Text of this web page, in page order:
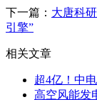
下一篇： 大唐科
引擎”
相关文章
超4亿！中
高空风能发